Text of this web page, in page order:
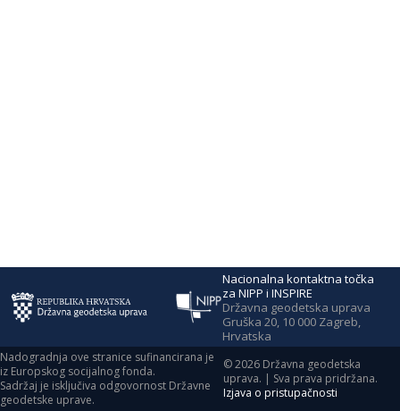
Nacionalna kontaktna točka
za NIPP i INSPIRE
Državna geodetska uprava
Gruška 20, 10 000 Zagreb,
Hrvatska
Nadogradnja ove stranice sufinancirana je
iz Europskog socijalnog fonda.
Sadržaj je isključiva odgovornost Državne
geodetske uprave.
©2026 Državna geodetska
uprava. | Sva prava pridržana.
Izjava o pristupačnosti